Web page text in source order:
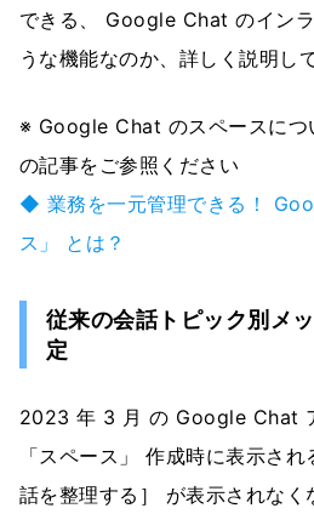
できる、 Google Chat のイン
うな機能なのか、詳しく説明し
※ Google Chat のスペースにつ
の記事をご参照ください
◆ 業務を一元管理できる！
ス」 とは？
従来の会話トピック別メ
定
2023 年 3 月 の Google Chat
「スペース」 作成時に表示さ
話を整理する］ が表示されなく